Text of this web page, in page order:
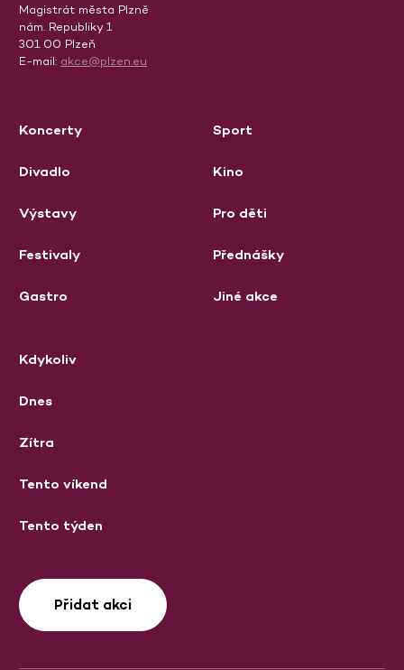
Magistrát města Plzně
nám. Republiky 1
301 00 Plzeň
E-mail: akce@plzen.eu
Koncerty
Divadlo
Výstavy
Festivaly
Gastro
Sport
Kino
Pro děti
Přednášky
Jiné akce
Kdykoliv
Dnes
Zítra
Tento víkend
Tento týden
Přidat akci